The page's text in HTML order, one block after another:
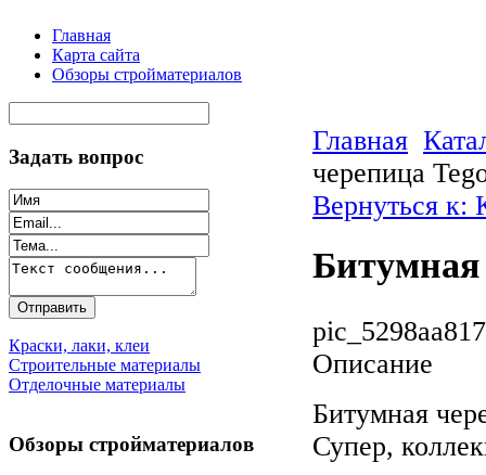
Главная
Карта сайта
Обзоры стройматериалов
Задать вопрос
Краски, лаки, клеи
Строительные материалы
Отделочные материалы
Обзоры стройматериалов
Главная
черепица
Вернуться к:
Битумная
Описание
Битумная
Супер,